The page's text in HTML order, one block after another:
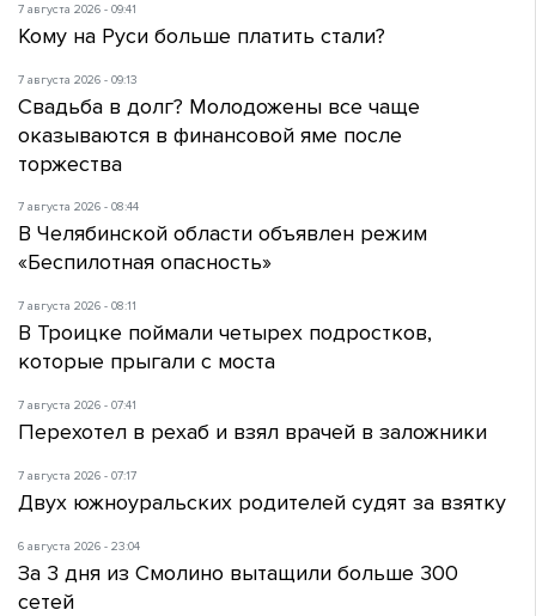
7 августа 2026 - 09:41
Кому на Руси больше платить стали?
7 августа 2026 - 09:13
Свадьба в долг? Молодожены все чаще
оказываются в финансовой яме после
торжества
7 августа 2026 - 08:44
В Челябинской области объявлен режим
«Беспилотная опасность»
7 августа 2026 - 08:11
В Троицке поймали четырех подростков,
которые прыгали с моста
7 августа 2026 - 07:41
Перехотел в рехаб и взял врачей в заложники
7 августа 2026 - 07:17
Двух южноуральских родителей судят за взятку
6 августа 2026 - 23:04
За 3 дня из Смолино вытащили больше 300
сетей